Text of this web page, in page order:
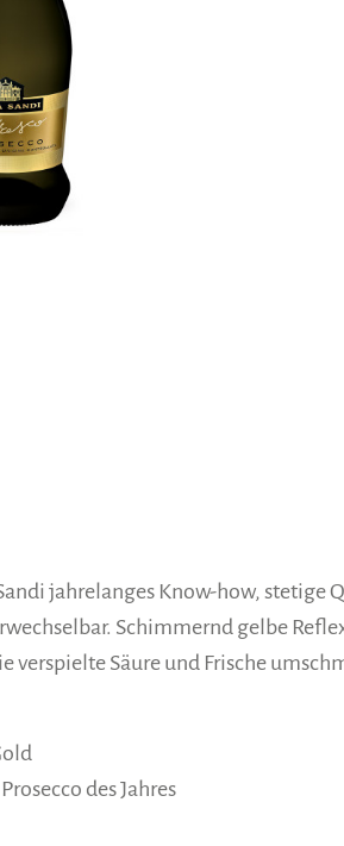
jahrelanges Know-how, stetige
Schimmernd gelbe
verspielte Säure und Frische
des Jahres